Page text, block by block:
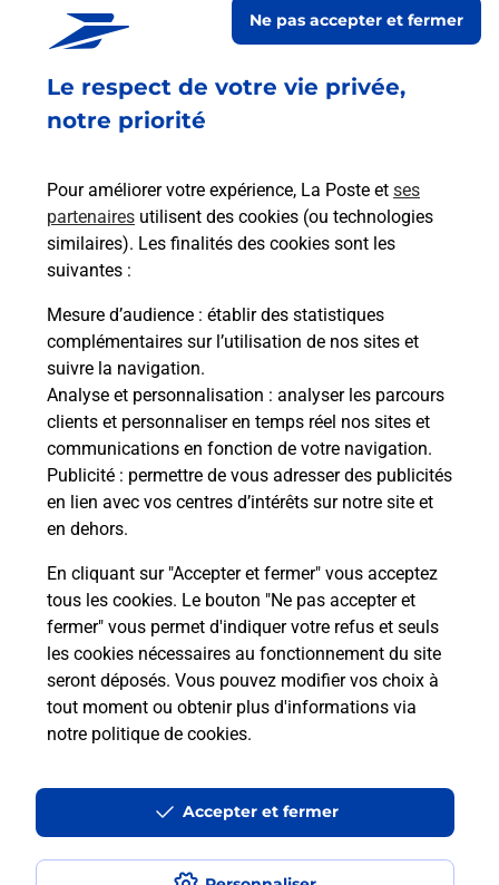
Le respect de votre vie privée,
notre priorité
Pour améliorer votre expérience, La Poste et ses
partenaires utilisent des cookies (ou technologies
similaires). Les finalités des cookies sont les
suivantes :
Mesure d’audience : établir des statistiques
complémentaires sur l’utilisation de nos sites et
suivre la navigation.
Analyse et personnalisation : analyser les parcours
clients et personnaliser en temps réel nos sites et
communications en fonction de votre navigation.
Publicité : permettre de vous adresser des publicités
en lien avec vos centres d’intérêts sur notre site et
en dehors.
En cliquant sur "Accepter et fermer" vous acceptez
tous les cookies. Le bouton "Ne pas accepter et
fermer" vous permet d'indiquer votre refus et seuls
les cookies nécessaires au fonctionnement du site
seront déposés. Vous pouvez modifier vos choix à
tout moment ou obtenir plus d'informations via
notre politique de cookies.
Ne pas accepter et fermer
Accepter et fermer
La Poste
en ligne
Ouvert 24h/24
Recherchez un autre point de contact
Questions fréquemment posées
Quel réseau utilise La Poste Mobile ?
Est-ce que je peux garder mon
numéro de mobile gratuitement ?
Est-ce que je peux bénéficier de la 5G
avec La Poste Mobile ?
Est-ce que je peux utiliser mon forfait
à l’étranger avec La Poste Mobile ?
en plusieurs fois avec La Poste Mobile